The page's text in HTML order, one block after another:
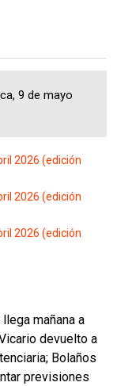
9 de mayo
2026 (edición
2026 (edición
2026 (edición
mañana a
devuelto a
Bolaños
previsiones